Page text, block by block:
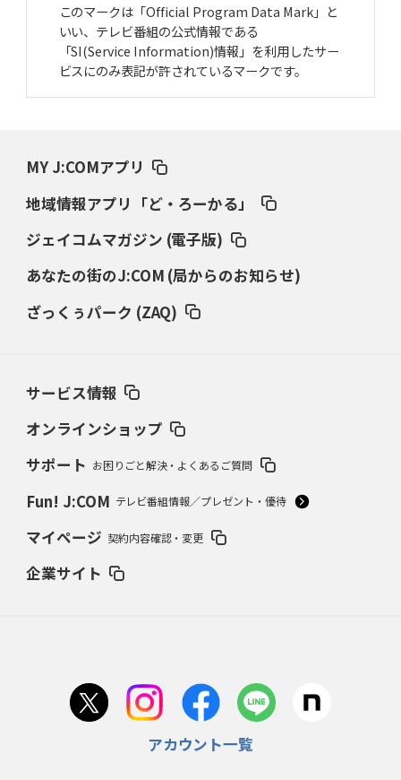
このマークは「Official Program Data Mark」と
いい、テレビ番組の公式情報である
「SI(Service Information)情報」を利用したサー
ビスにのみ表記が許されているマークです。
MY J:COMアプリ
地域情報アプリ「ど・ろーかる」
ジェイコムマガジン (電子版)
あなたの街のJ:COM (局からのお知らせ)
ざっくぅパーク (ZAQ)
サービス情報
オンラインショップ
サポート お困りごと解決・よくあるご質問
Fun! J:COM テレビ番組情報／プレゼント・優待
マイページ 契約内容確認・変更
企業サイト
アカウント一覧